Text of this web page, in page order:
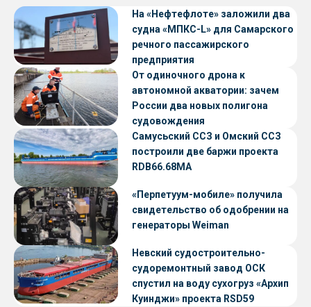
На «Нефтефлоте» заложили два
судна «МПКС-L» для Самарского
речного пассажирского
предприятия
От одиночного дрона к
автономной акватории: зачем
России два новых полигона
судовождения
Самусьский ССЗ и Омский ССЗ
построили две баржи проекта
RDB66.68МА
«Перпетуум-мобиле» получила
свидетельство об одобрении на
генераторы Weiman
Невский судостроительно-
судоремонтный завод ОСК
спустил на воду сухогруз «Архип
Куинджи» проекта RSD59